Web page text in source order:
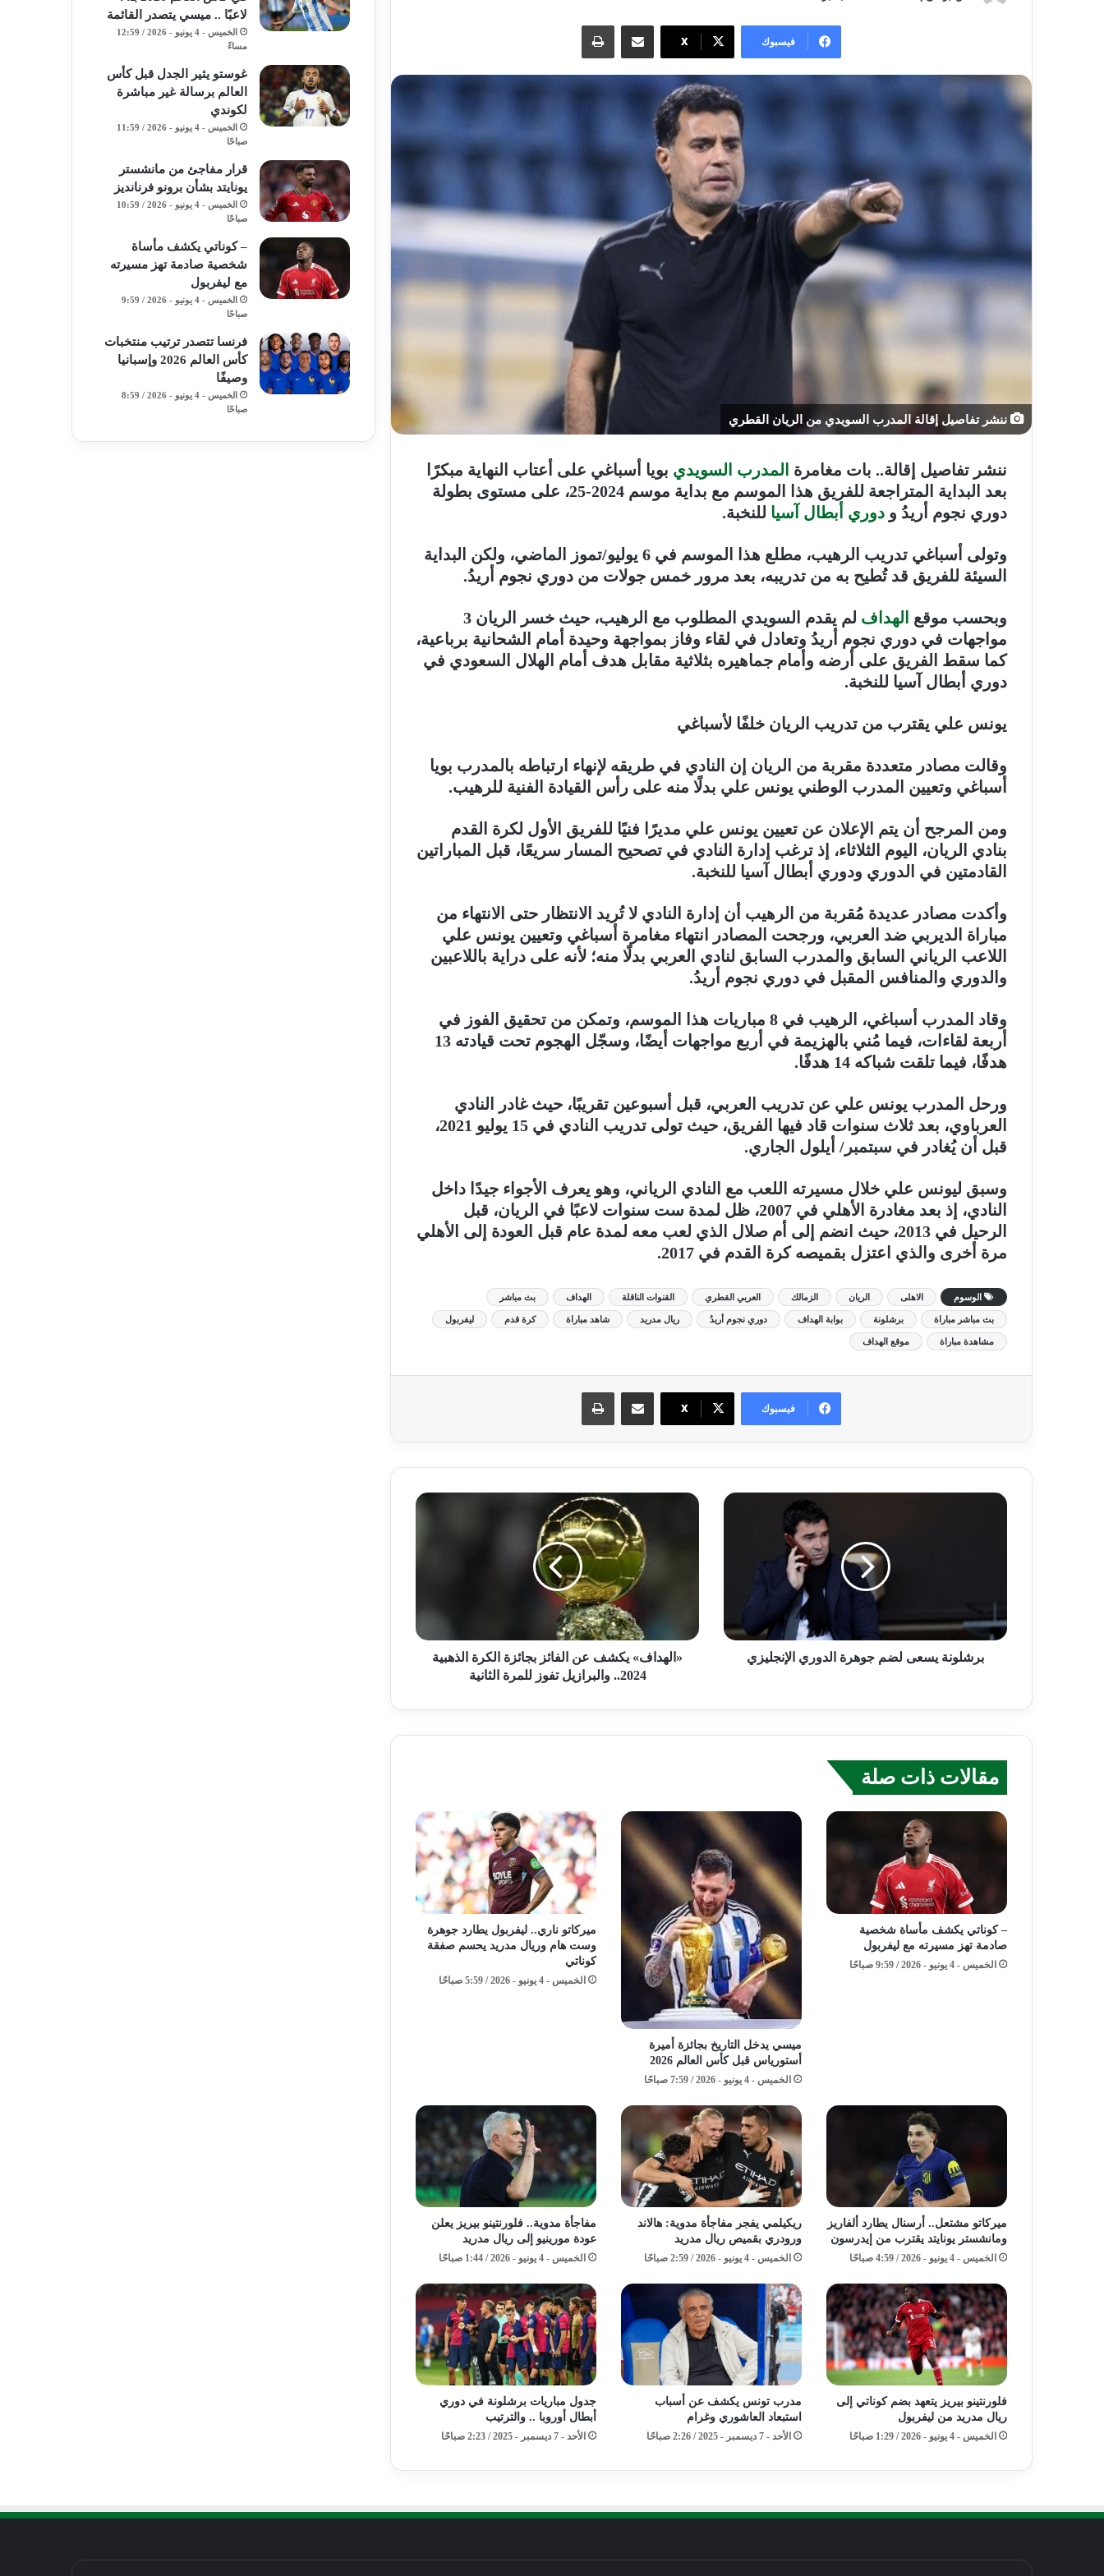
فيسبوك X
مشاركة عبر البريد طباعة
ننشر تفاصيل إقالة المدرب السويدي من الريان القطري
ننشر تفاصيل إقالة.. بات مغامرة المدرب السويدي بويا أسباغي على أعتاب النهاية مبكرًا
بعد البداية المتراجعة للفريق هذا الموسم مع بداية موسم 2024-25، على مستوى بطولة
دوري نجوم أريدُ و دوري أبطال آسيا للنخبة.
وتولى أسباغي تدريب الرهيب، مطلع هذا الموسم في 6 يوليو/تموز الماضي، ولكن البداية
السيئة للفريق قد تُطيح به من تدريبه، بعد مرور خمس جولات من دوري نجوم أريدُ.
وبحسب موقع الهداف
لم يقدم السويدي المطلوب مع الرهيب، حيث خسر الريان 3
مواجهات في دوري نجوم أريدُ وتعادل في لقاء وفاز بمواجهة وحيدة أمام الشحانية برباعية،
كما سقط الفريق على أرضه وأمام جماهيره بثلاثية مقابل هدف أمام الهلال السعودي في
دوري أبطال آسيا للنخبة.
يونس علي يقترب من تدريب الريان خلفًا لأسباغي
وقالت مصادر متعددة مقربة من الريان إن النادي في طريقه لإنهاء ارتباطه بالمدرب بويا
أسباغي وتعيين المدرب الوطني يونس علي بدلًا منه على رأس القيادة الفنية للرهيب.
ومن المرجح أن يتم الإعلان عن تعيين يونس علي مديرًا فنيًا للفريق الأول لكرة القدم
بنادي الريان، اليوم الثلاثاء، إذ ترغب إدارة النادي في تصحيح المسار سريعًا، قبل المباراتين
القادمتين في الدوري ودوري أبطال آسيا للنخبة.
وأكدت مصادر عديدة مُقربة من الرهيب أن إدارة النادي لا تُريد الانتظار حتى الانتهاء من
مباراة الديربي ضد العربي، ورجحت المصادر انتهاء مغامرة أسباغي وتعيين يونس علي
اللاعب الرياني السابق والمدرب السابق لنادي العربي بدلًا منه؛ لأنه على دراية باللاعبين
والدوري والمنافس المقبل في دوري نجوم أريدُ.
وقاد المدرب أسباغي، الرهيب في 8 مباريات هذا الموسم، وتمكن من تحقيق الفوز في
أربعة لقاءات، فيما مُني بالهزيمة في أربع مواجهات أيضًا، وسجّل الهجوم تحت قيادته 13
هدفًا، فيما تلقت شباكه 14 هدفًا.
ورحل المدرب يونس علي عن تدريب العربي، قبل أسبوعين تقريبًا، حيث غادر النادي
العرباوي، بعد ثلاث سنوات قاد فيها الفريق، حيث تولى تدريب النادي في 15 يوليو 2021،
قبل أن يُغادر في سبتمبر/ أيلول الجاري.
وسبق ليونس علي خلال مسيرته اللعب مع النادي الرياني، وهو يعرف الأجواء جيدًا داخل
النادي، إذ بعد مغادرة الأهلي في 2007، ظل لمدة ست سنوات لاعبًا في الريان، قبل
الرحيل في 2013، حيث انضم إلى أم صلال الذي لعب معه لمدة عام قبل العودة إلى الأهلي
مرة أخرى والذي اعتزل بقميصه كرة القدم في 2017.
الوسوم الاهلى الريان الزمالك العربي القطري القنوات الناقلة الهداف بث مباشر
بث مباشر مباراة برشلونة بوابة الهداف دوري نجوم أريدُ ريال مدريد شاهد مباراة كرة قدم ليفربول
مشاهدة مباراة موقع الهداف
فيسبوك X
مشاركة عبر البريد طباعة
برشلونة يسعى لضم جوهرة الدوري الإنجليزي
«الهداف» يكشف عن الفائز بجائزة الكرة الذهبية
2024.. والبرازيل تفوز للمرة الثانية
مقالات ذات صلة
– كوناتي يكشف مأساة شخصية
صادمة تهز مسيرته مع ليفربول
الخميس - 4 يونيو - 2026 / 9:59 صباحًا
ميسي يدخل التاريخ بجائزة أميرة
أستورياس قبل كأس العالم 2026
الخميس - 4 يونيو - 2026 / 7:59 صباحًا
ميركاتو ناري.. ليفربول يطارد جوهرة
وست هام وريال مدريد يحسم صفقة
كوناتي
الخميس - 4 يونيو - 2026 / 5:59 صباحًا
ميركاتو مشتعل.. أرسنال يطارد ألفاريز
ومانشستر يونايتد يقترب من إيدرسون
الخميس - 4 يونيو - 2026 / 4:59 صباحًا
ريكيلمي يفجر مفاجأة مدوية: هالاند
ورودري بقميص ريال مدريد
الخميس - 4 يونيو - 2026 / 2:59 صباحًا
مفاجأة مدوية.. فلورنتينو بيريز يعلن
عودة مورينيو إلى ريال مدريد
الخميس - 4 يونيو - 2026 / 1:44 صباحًا
فلورنتينو بيريز يتعهد بضم كوناتي إلى
ريال مدريد من ليفربول
الخميس - 4 يونيو - 2026 / 1:29 صباحًا
مدرب تونس يكشف عن أسباب
استبعاد العاشوري وغرام
الأحد - 7 ديسمبر - 2025 / 2:26 صباحًا
جدول مباريات برشلونة في دوري
أبطال أوروبا .. والترتيب
الأحد - 7 ديسمبر - 2025 / 2:23 صباحًا
لاعبًا .. ميسي يتصدر القائمة
الخميس - 4 يونيو - 2026 / 12:59
مساءً
غوستو يثير الجدل قبل كأس
العالم برسالة غير مباشرة
لكوندي
الخميس - 4 يونيو - 2026 / 11:59
صباحًا
قرار مفاجئ من مانشستر
يونايتد بشأن برونو فرنانديز
الخميس - 4 يونيو - 2026 / 10:59
صباحًا
– كوناتي يكشف مأساة
شخصية صادمة تهز مسيرته
مع ليفربول
الخميس - 4 يونيو - 2026 / 9:59
صباحًا
فرنسا تتصدر ترتيب منتخبات
كأس العالم 2026 وإسبانيا
وصيفًا
الخميس - 4 يونيو - 2026 / 8:59
صباحًا